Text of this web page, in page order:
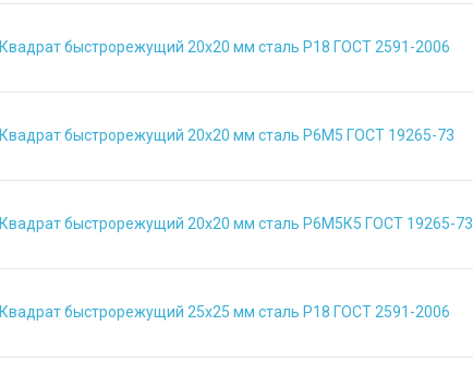
Квадрат быстрорежущий 20х20 мм сталь Р18 ГОСТ 2591-2006
Квадрат быстрорежущий 20х20 мм сталь Р6М5 ГОСТ 19265-73
Квадрат быстрорежущий 20х20 мм сталь Р6М5К5 ГОСТ 19265-73
Квадрат быстрорежущий 25х25 мм сталь Р18 ГОСТ 2591-2006